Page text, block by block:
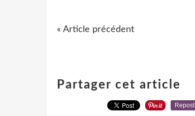
« Article précédent
Partager cet article
Repost